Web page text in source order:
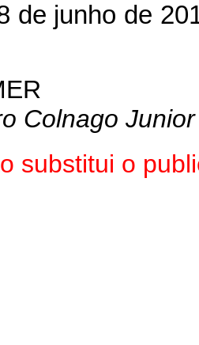
de junho de
Colnago Junior
substitui o